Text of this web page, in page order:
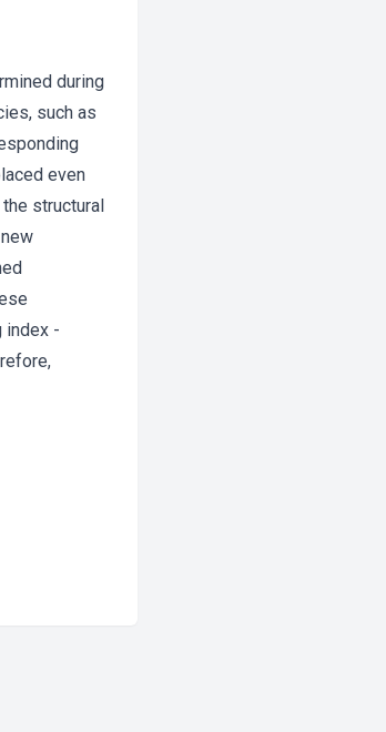
during
such as
even
structural
index -